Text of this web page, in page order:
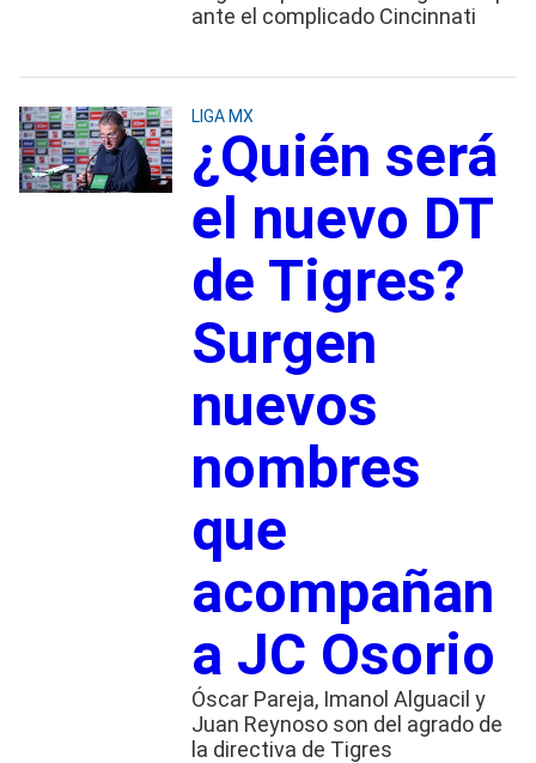
ante el complicado Cincinnati
LIGA MX
¿Quién será
el nuevo DT
de Tigres?
Surgen
nuevos
nombres
que
acompañan
a JC Osorio
Óscar Pareja, Imanol Alguacil y
Juan Reynoso son del agrado de
la directiva de Tigres